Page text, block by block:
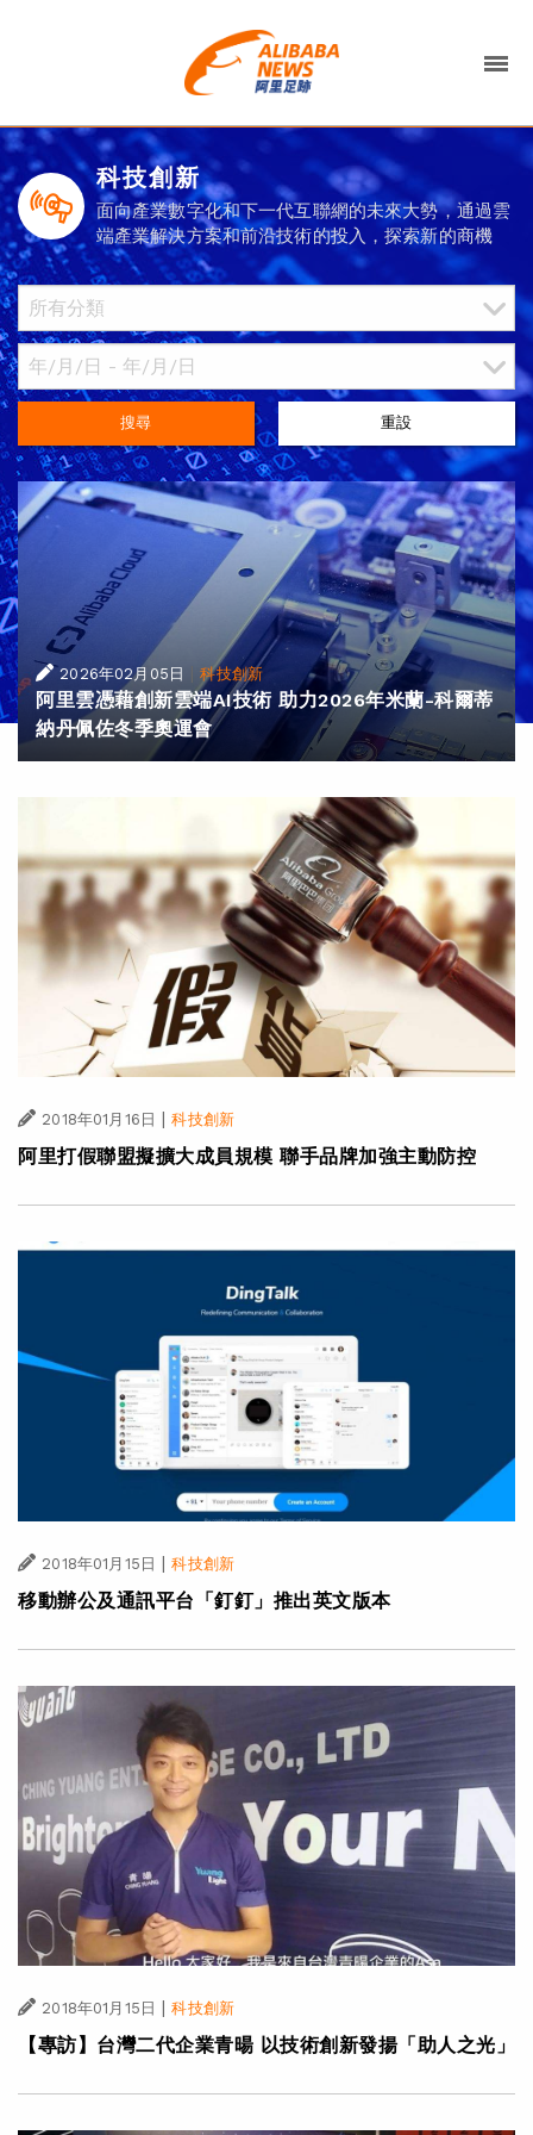
科技創新
面向產業數字化和下一代互聯網的未來大勢，通過雲
端產業解決方案和前沿技術的投入，探索新的商機
搜尋 重設
2026年02月05日 |科技創新
阿里雲憑藉創新雲端AI技術 助力2026年米蘭-科爾蒂
納丹佩佐冬季奧運會
2018年01月16日 | 科技創新
阿里打假聯盟擬擴大成員規模 聯手品牌加強主動防控
2018年01月15日 | 科技創新
移動辦公及通訊平台「釘釘」推出英文版本
2018年01月15日 | 科技創新
【專訪】台灣二代企業青暘 以技術創新發揚「助人之光」